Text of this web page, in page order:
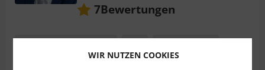
7Bewertungen
WIR NUTZEN COOKIES